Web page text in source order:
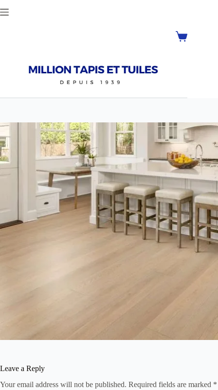
Leave a Reply
Your email address will not be published. Required fields are marked *